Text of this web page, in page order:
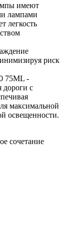
имеют
лампами
легкость
риск
75ML -
дороги с
максимальной
освещенности.
сочетание